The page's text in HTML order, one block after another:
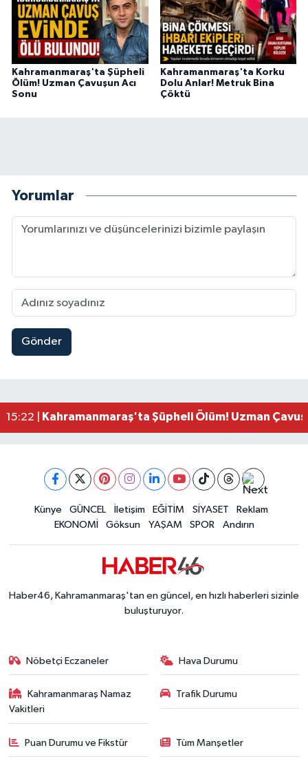
Kahramanmaraş'ta Şüpheli
Ölüm! Uzman Çavuşun Acı
Sonu
Kahramanmaraş'ta Korku
Dolu Anlar! Metruk Bina
Çöktü
Yorumlar
Gönder
22:09 |Kahramanmaraş'ta Uluslararası Bisiklet
15:22 |
Kahramanmaraş'ta Şüpheli Ölüm! Uzman
15:10 |Kahramanmaraş'ta Korku Dolu Anlar! Metruk
Tayland'daki Okul Saldırısı Kahramanmaraş
Kahramanmaraş'taki Okul Saldırısı Sonrası
12:31 |Kahramanmaraş Ağustos Fuarı'nda Funda Arar
Kahramanmaraş'ta Hacı Murat Caddesi Baştan
12:09 |Kahramanmaraş'ta Madrigal Coşkusu! Fuar
Kahramanmaraş'ta Said Bey Sitesi Davasında 3
Künye GÜNCEL İletişim EĞİTİM SİYASET
Reklam
EKONOMİ
Göksun YAŞAM SPOR Andırın
Haber46, Kahramanmaraş'tan en güncel, en hızlı haberleri sizinle
buluşturuyor.
Nöbetçi Eczaneler Hava Durumu
Kahramanmaraş Namaz
Vakitleri
Trafik Durumu
Puan Durumu ve Fikstür Tüm Manşetler